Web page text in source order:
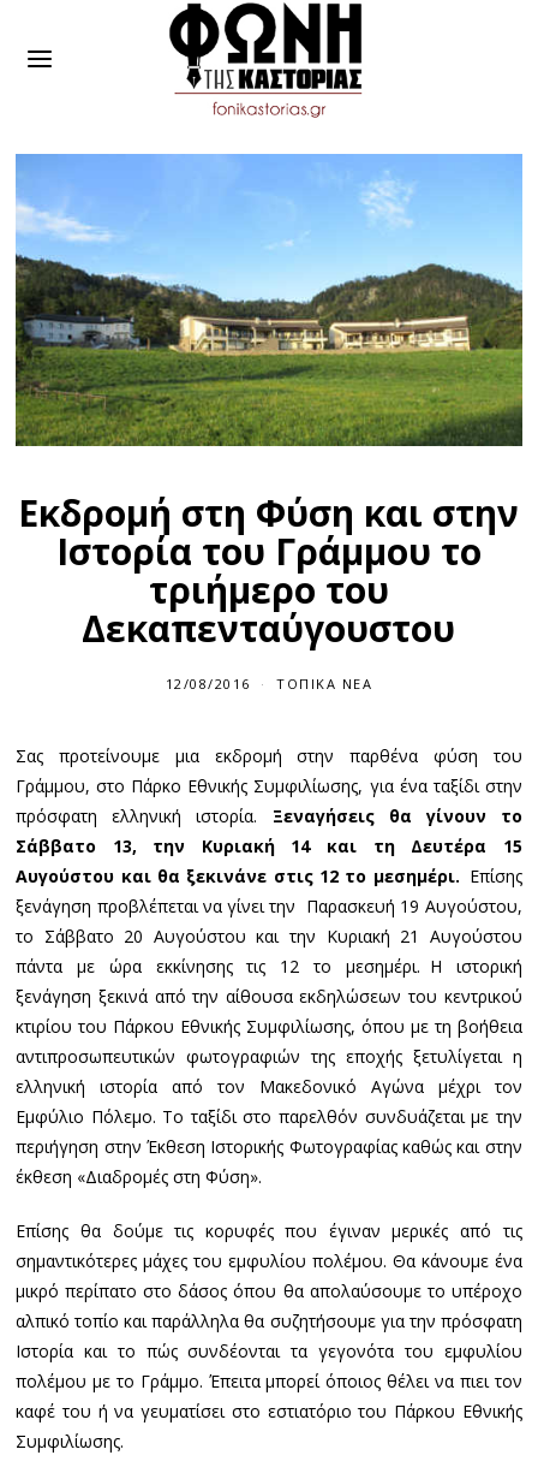
Εκδρομή στη Φύση και στην
Ιστορία του Γράμμου το
τριήμερο του
Δεκαπενταύγουστου
12/08/2016 ΤΟΠΙΚΆ ΝΈΑ
Σας προτείνουμε μια εκδρομή στην παρθένα φύση του
Γράμμου, στο Πάρκο Εθνικής Συμφιλίωσης, για ένα ταξίδι στην
πρόσφατη ελληνική ιστορία. Ξεναγήσεις θα γίνουν το
Σάββατο 13, την Κυριακή 14 και τη Δευτέρα 15
Αυγούστου και θα ξεκινάνε στις 12 το μεσημέρι. Επίσης
ξενάγηση προβλέπεται να γίνει την Παρασκευή 19 Αυγούστου,
το Σάββατο 20 Αυγούστου και την Κυριακή 21 Αυγούστου
πάντα με ώρα εκκίνησης τις 12 το μεσημέρι. Η ιστορική
ξενάγηση ξεκινά από την αίθουσα εκδηλώσεων του κεντρικού
κτιρίου του Πάρκου Εθνικής Συμφιλίωσης, όπου με τη βοήθεια
αντιπροσωπευτικών φωτογραφιών της εποχής ξετυλίγεται η
ελληνική ιστορία από τον Μακεδονικό Αγώνα μέχρι τον
Εμφύλιο Πόλεμο. Το ταξίδι στο παρελθόν συνδυάζεται με την
περιήγηση στην Έκθεση Ιστορικής Φωτογραφίας καθώς και στην
έκθεση «Διαδρομές στη Φύση».
Επίσης θα δούμε τις κορυφές που έγιναν μερικές από τις
σημαντικότερες μάχες του εμφυλίου πολέμου. Θα κάνουμε ένα
μικρό περίπατο στο δάσος όπου θα απολαύσουμε το υπέροχο
αλπικό τοπίο και παράλληλα θα συζητήσουμε για την πρόσφατη
Ιστορία και το πώς συνδέονται τα γεγονότα του εμφυλίου
πολέμου με το Γράμμο. Έπειτα μπορεί όποιος θέλει να πιει τον
καφέ του ή να γευματίσει στο εστιατόριο του Πάρκου Εθνικής
Συμφιλίωσης.